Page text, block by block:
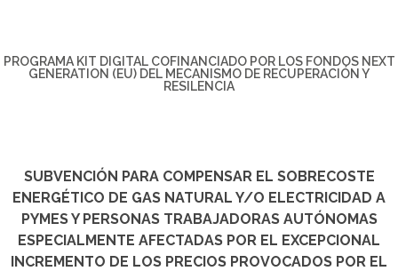
PROGRAMA KIT DIGITAL COFINANCIADO POR LOS FONDOS NEXT
GENERATION (EU) DEL MECANISMO DE RECUPERACIÓN Y
RESILENCIA
SUBVENCIÓN PARA COMPENSAR EL SOBRECOSTE
ENERGÉTICO DE GAS NATURAL Y/O ELECTRICIDAD A
PYMES Y PERSONAS TRABAJADORAS AUTÓNOMAS
ESPECIALMENTE AFECTADAS POR EL EXCEPCIONAL
INCREMENTO DE LOS PRECIOS PROVOCADOS POR EL